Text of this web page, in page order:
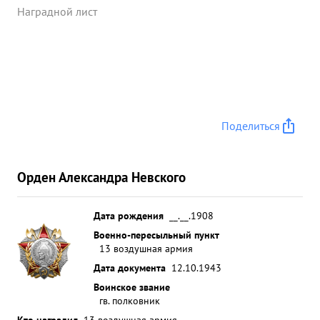
выполнение боевых задач. За этот период
Наградной лист
Поделиться
Орден Александра Невского
Дата рождения
__.__.1908
Военно-пересыльный пункт
13 воздушная армия
Дата документа 12.10.1943
Воинское звание
гв. полковник